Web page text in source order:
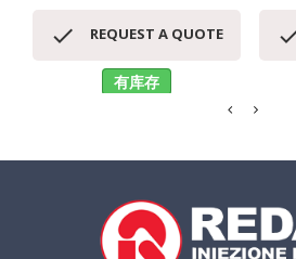
 REQUEST A QUOTE
有库存